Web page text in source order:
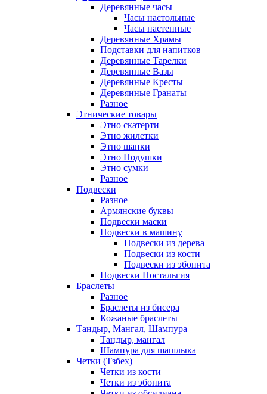
Деревянные часы
Часы настольные
Часы настенные
Деревянные Храмы
Подставки для напитков
Деревянные Тарелки
Деревянные Вазы
Деревянные Кресты
Деревянные Гранаты
Разное
Этнические товары
Этно скатерти
Этно жилетки
Этно шапки
Этно Подушки
Этно сумки
Разное
Подвески
Разное
Армянские буквы
Подвески маски
Подвески в машину
Подвески из дерева
Подвески из кости
Подвески из эбонита
Подвески Ностальгия
Браслеты
Разное
Браслеты из бисера
Кожаные браслеты
Тандыр, Мангал, Шампура
Тандыр, мангал
Шампура для шашлыка
Четки (Тзбех)
Четки из кости
Четки из эбонита